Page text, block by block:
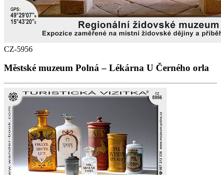
CZ-5956
Městské muzeum Polná – Lékárna U Černého orla